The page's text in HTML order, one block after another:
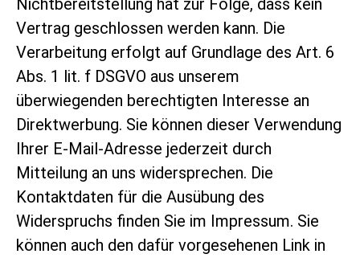
Nichtbereitstellung hat zur Folge, dass kein
Vertrag geschlossen werden kann. Die
Verarbeitung erfolgt auf Grundlage des Art. 6
Abs. 1 lit. f DSGVO aus unserem
überwiegenden berechtigten Interesse an
Direktwerbung. Sie können dieser Verwendung
Ihrer E-Mail-Adresse jederzeit durch
Mitteilung an uns widersprechen. Die
Kontaktdaten für die Ausübung des
Widerspruchs finden Sie im Impressum. Sie
können auch den dafür vorgesehenen Link in